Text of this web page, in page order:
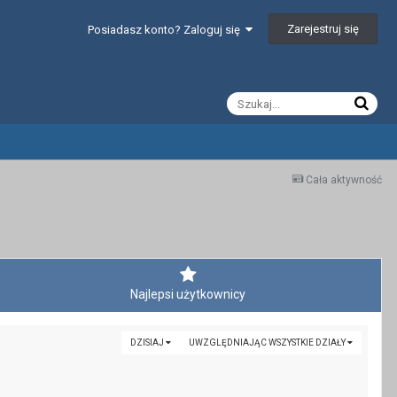
Posiadasz konto? Zaloguj się Zarejestruj się
Cała aktywność
Najlepsi użytkownicy
UWZGLĘDNIAJĄC WSZYSTKIE DZIAŁY
DZISIAJ